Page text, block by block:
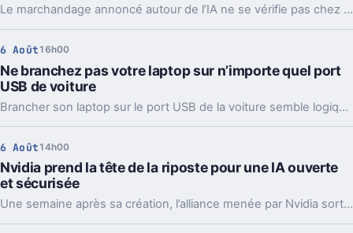
Le marchandage annoncé autour de l’IA ne se vérifie pas chez Shopify. La plateforme dit voir tripler le trafic et les commandes venus des assistants.
6 Août 16h00
Ne branchez pas votre laptop sur n’importe quel port
USB de voiture
Brancher son laptop sur le port USB de la voiture semble logique. En pratique, la puissance manque souvent, sauf rares exceptions bien identifiées.
6 Août 14h00
Nvidia prend la tête de la riposte pour une IA ouverte
et sécurisée
Une semaine après sa création, l’alliance menée par Nvidia sort déjà des propositions concrètes pour sécuriser l’IA ouverte. Et ce timing compte.